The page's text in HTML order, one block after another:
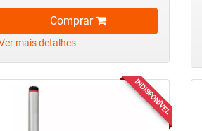
Comprar
mais detalhes
INDISPONÍVEL